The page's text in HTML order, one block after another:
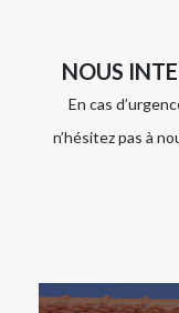
NOUS
En cas
n’hésitez pas à